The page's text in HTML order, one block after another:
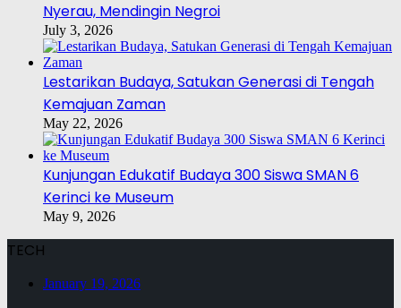
Nyerau, Mendingin Negroi
July 3, 2026
Lestarikan Budaya, Satukan Generasi di Tengah
Kemajuan Zaman
May 22, 2026
Kunjungan Edukatif Budaya 300 Siswa SMAN 6
Kerinci ke Museum
May 9, 2026
TECH
January 19, 2026